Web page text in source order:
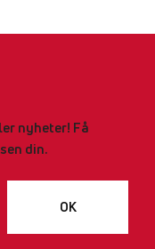
nyheter! Få
din.
OK